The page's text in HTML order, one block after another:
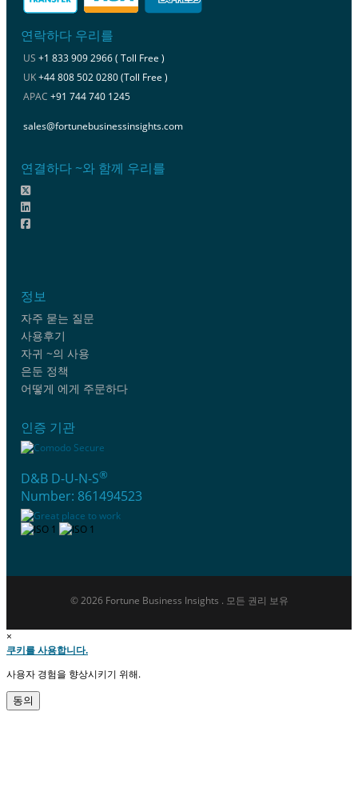
연락하다 우리를
US +1 833 909 2966 ( Toll Free )
UK+44 808 502 0280 (Toll Free )
APAC +91 744 740 1245
sales@fortunebusinessinsights.com
연결하다 ~와 함께 우리를
정보
자주 묻는 질문
사용후기
자귀 ~의 사용
은둔 정책
어떻게 에게 주문하다
인증 기관
D&B D-U-N-S®
Number: 861494523
© 2026 Fortune Business Insights . 모든 권리 보유
×
쿠키를 사용합니다.
사용자 경험을 향상시키기 위해.
동의